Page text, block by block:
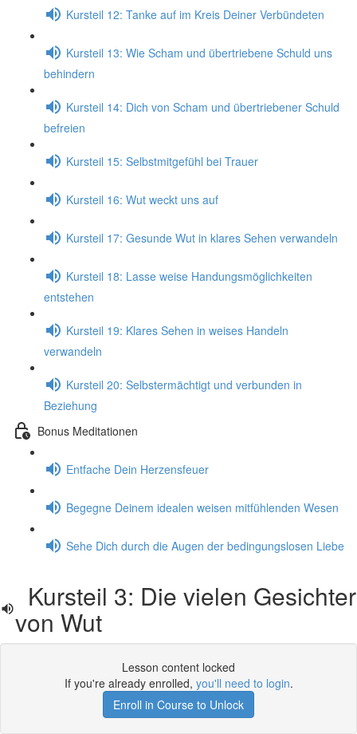
Kursteil 12: Tanke auf im Kreis Deiner Verbündeten
Kursteil 13: Wie Scham und übertriebene Schuld uns
behindern
Kursteil 14: Dich von Scham und übertriebener Schuld
befreien
Kursteil 15: Selbstmitgefühl bei Trauer
Kursteil 16: Wut weckt uns auf
Kursteil 17: Gesunde Wut in klares Sehen verwandeln
Kursteil 18: Lasse weise Handungsmöglichkeiten
entstehen
Kursteil 19: Klares Sehen in weises Handeln
verwandeln
Kursteil 20: Selbstermächtigt und verbunden in
Beziehung
Bonus Meditationen
Entfache Dein Herzensfeuer
Begegne Deinem idealen weisen mitfühlenden Wesen
Sehe Dich durch die Augen der bedingungslosen Liebe
Kursteil 3: Die vielen Gesichter
von Wut
Lesson content locked
If you're already enrolled, you'll need to login.
Enroll in Course to Unlock